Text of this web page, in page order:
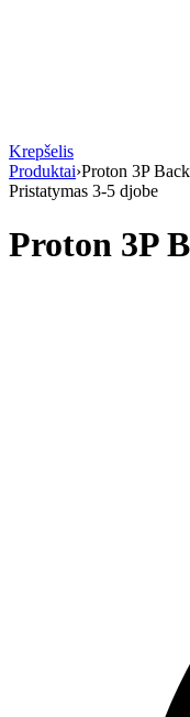
Krepšelis
Produktai›Proton 3P
Pristatymas 3-5 djobe
Proton 3P